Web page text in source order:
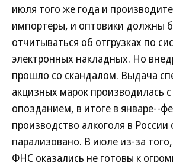
июля того же года и
импортеры, и оптовики должны
отчитываться об отгрузках по
электронных накладных. Но
прошло со скандалом. Выдача
акцизных марок производилась
опозданием, в итоге в январе--
производство алкоголя в России
парализовано. В июле из-за
ФНС оказались не готовы к